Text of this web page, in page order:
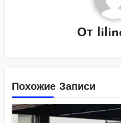
От
Похожие Записи